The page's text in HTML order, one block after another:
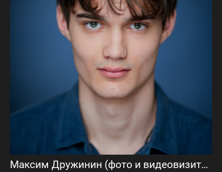
Максим Дружинин (фото и видеовизитка)